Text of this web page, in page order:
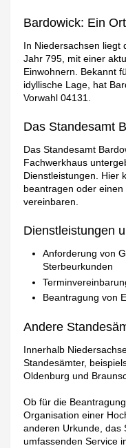
Bardowick: Ein
In Niedersachsen liegt
Jahr 795, mit einer
Einwohnern. Bekannt
idyllische Lage, hat
Vorwahl 04131.
Das Standesamt
Das Standesamt
Fachwerkhaus
Dienstleistungen. Hier
beantragen oder
vereinbaren.
Dienstleistungen
Anforderung von
Sterbeurkunden
Beantragung von
Andere
Innerhalb
Standesämter,
Oldenburg und
Ob für die
Organisation einer
anderen Urkunde, das
umfassenden Service